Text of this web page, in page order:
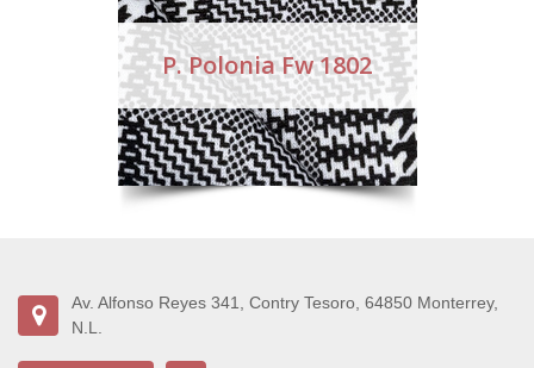
P. Polonia Fw 1802
Av. Alfonso Reyes 341, Contry Tesoro, 64850 Monterrey,
N.L.